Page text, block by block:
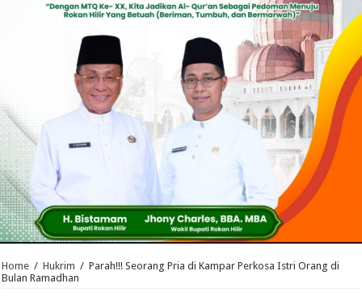
Home / Hukrim / Parah!!! Seorang Pria di Kampar Perkosa Istri Orang di
Bulan Ramadhan